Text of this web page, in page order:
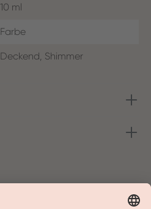
10 ml
Farbe
Deckend, Shimmer